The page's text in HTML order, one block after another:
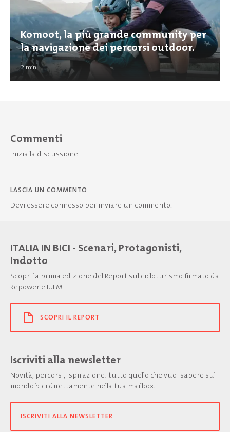
Komoot, la più grande community per
la navigazione dei percorsi outdoor.
2min
Commenti
Inizia la discussione.
LASCIA UN COMMENTO
Devi essere connesso per inviare un commento.
ITALIA IN BICI - Scenari, Protagonisti,
Indotto
Scopri la prima edizione del Report sul cicloturismo firmato da
Repower e IULM
SCOPRI IL REPORT
Iscriviti alla newsletter
Novità, percorsi, ispirazione: tutto quello che vuoi sapere sul
mondo bici direttamente nella tua mailbox.
ISCRIVITI ALLA NEWSLETTER